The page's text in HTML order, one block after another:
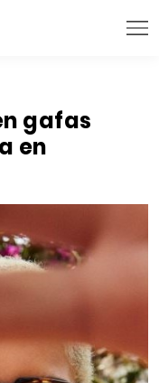
gafas
en